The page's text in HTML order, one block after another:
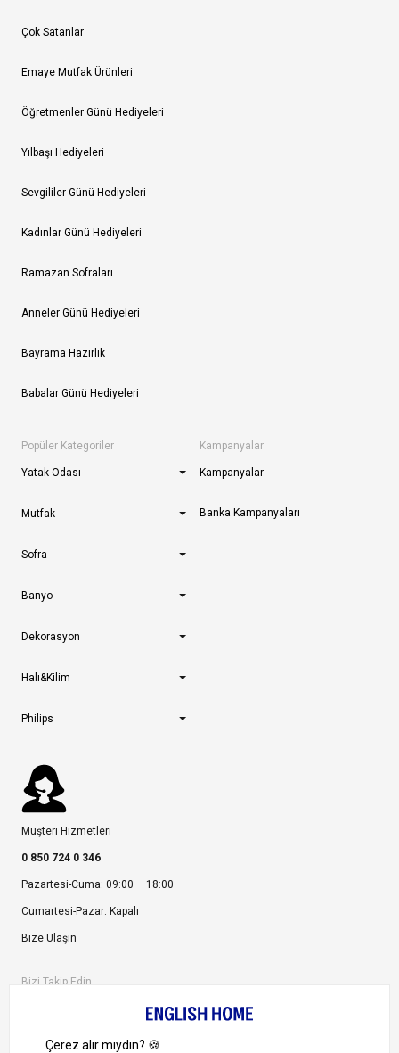
Çok Satanlar
Emaye Mutfak Ürünleri
Öğretmenler Günü Hediyeleri
Yılbaşı Hediyeleri
Sevgililer Günü Hediyeleri
Kadınlar Günü Hediyeleri
Ramazan Sofraları
Anneler Günü Hediyeleri
Bayrama Hazırlık
Babalar Günü Hediyeleri
Popüler Kategoriler
Yatak Odası
Mutfak
Sofra
Banyo
Dekorasyon
Halı&Kilim
Philips
Kampanyalar
Kampanyalar
Banka Kampanyaları
Müşteri Hizmetleri
0 850 724 0 346
Pazartesi-Cuma: 09:00 – 18:00
Cumartesi-Pazar: Kapalı
Bize Ulaşın
Bizi Takip Edin